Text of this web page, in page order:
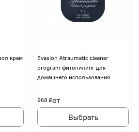
крем
Evasion Atraumatic cleaner
program фитопилинг для
домашнего использования
от
968 ₽
Выбрать